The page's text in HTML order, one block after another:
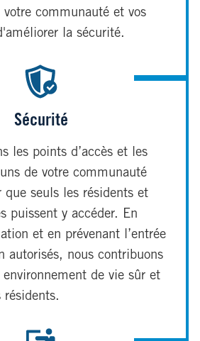
votre communauté et vos
la sécurité.
Sécurité
les points d’accès et les
de votre communauté
que seuls les résidents et
puissent y accéder. En
et en prévenant l’entrée
autorisés, nous contribuons
de vie sûr et
résidents.